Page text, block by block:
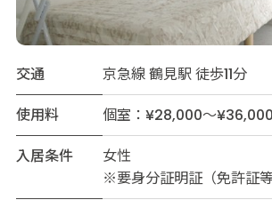
交通
京急線 鶴見駅 徒歩11分
使用料
個室：¥28,000～
入居条件
女性
※要身分証明証（免許証等